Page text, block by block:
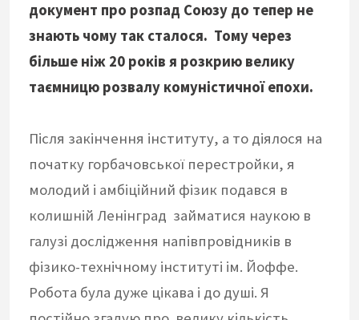
документ про розпад Союзу до тепер не
знають чому так сталося. Тому через
більше ніж 20 років я розкрию велику
таємницю розвалу комуністичної епохи.
Після закінчення інституту, а то діялося на
початку горбачовської перестройки, я
молодий і амбіційний фізик подався в
колишній Ленінград займатися наукою в
галузі дослідження напівпровідників в
фізико-технічному інституті ім. Йоффе.
Робота була дуже цікава і до душі. Я